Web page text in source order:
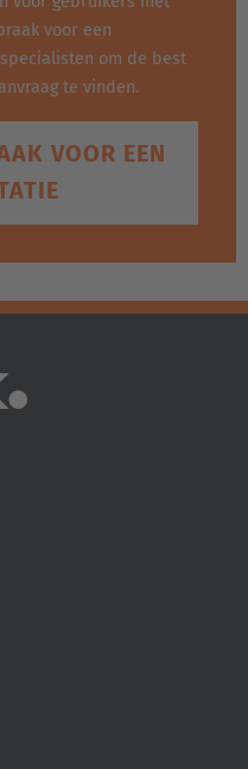
voor een
om de best
te vinden.
VOOR EEN